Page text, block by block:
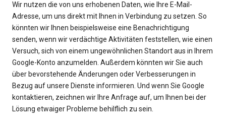
Wir nutzen die von uns erhobenen Daten, wie Ihre E-Mail-
Adresse, um uns direkt mit Ihnen in Verbindung zu setzen. So
könnten wir Ihnen beispielsweise eine Benachrichtigung
senden, wenn wir verdächtige Aktivitäten feststellen, wie einen
Versuch, sich von einem ungewöhnlichen Standort aus in Ihrem
Google-Konto anzumelden. Außerdem könnten wir Sie auch
über bevorstehende Änderungen oder Verbesserungen in
Bezug auf unsere Dienste informieren. Und wenn Sie Google
kontaktieren, zeichnen wir Ihre Anfrage auf, um Ihnen bei der
Lösung etwaiger Probleme behilflich zu sein.